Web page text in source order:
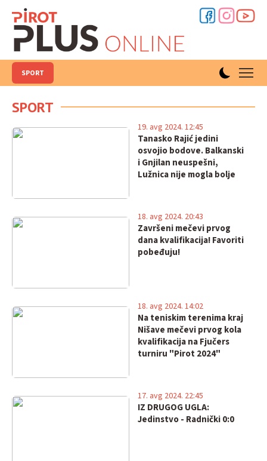
SPORT
SPORT
Tanasko Rajić jedini
osvojio bodove. Balkanski
i Gnjilan neuspešni,
Lužnica nije mogla bolje
19. avg 2024. 12:45
Završeni mečevi prvog
dana kvalifikacija! Favoriti
pobeđuju!
18. avg 2024. 20:43
Na teniskim terenima kraj
Nišave mečevi prvog kola
kvalifikacija na Fjučers
turniru "Pirot 2024"
18. avg 2024. 14:02
IZ DRUGOG UGLA:
Jedinstvo - Radnički 0:0
17. avg 2024. 22:45